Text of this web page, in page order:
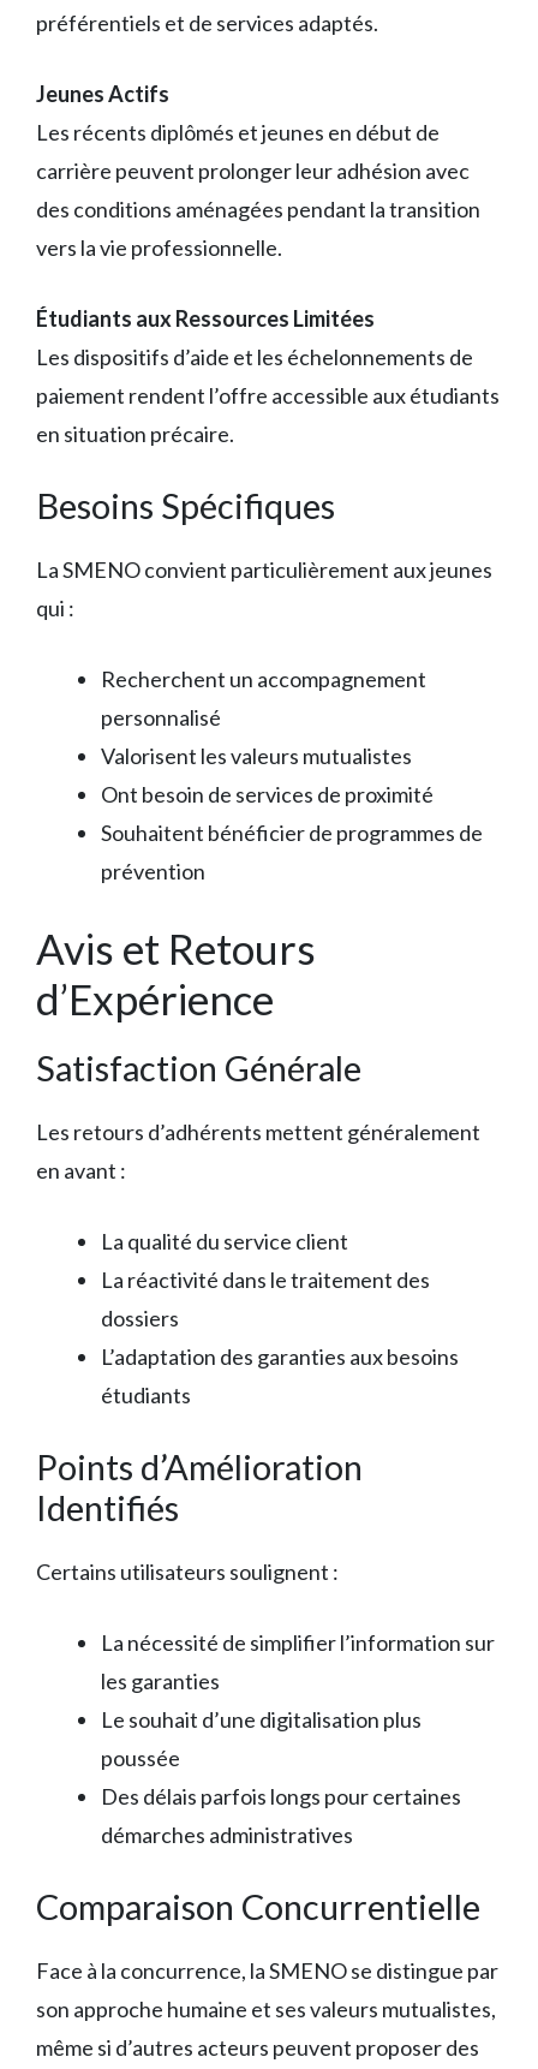
préférentiels et de services adaptés.
Jeunes Actifs
Les récents diplômés et jeunes en début de
carrière peuvent prolonger leur adhésion avec
des conditions aménagées pendant la transition
vers la vie professionnelle.
Étudiants aux Ressources Limitées
Les dispositifs d’aide et les échelonnements de
paiement rendent l’offre accessible aux étudiants
en situation précaire.
Besoins Spécifiques
La SMENO convient particulièrement aux jeunes
qui :
Recherchent un accompagnement
personnalisé
Valorisent les valeurs mutualistes
Ont besoin de services de proximité
Souhaitent bénéficier de programmes de
prévention
Avis et Retours
d’Expérience
Satisfaction Générale
Les retours d’adhérents mettent généralement
en avant :
La qualité du service client
La réactivité dans le traitement des
dossiers
L’adaptation des garanties aux besoins
étudiants
Points d’Amélioration
Identifiés
Certains utilisateurs soulignent :
La nécessité de simplifier l’information sur
les garanties
Le souhait d’une digitalisation plus
poussée
Des délais parfois longs pour certaines
démarches administratives
Comparaison Concurrentielle
Face à la concurrence, la SMENO se distingue par
son approche humaine et ses valeurs mutualistes,
même si d’autres acteurs peuvent proposer des